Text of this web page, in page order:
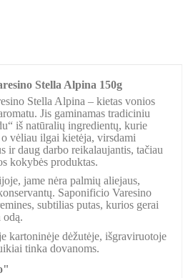
Stella Alpina 150g
Stella Alpina – kietas vonios
Jis gaminamas tradiciniu
iš natūralių ingredientų, kurie
vėliau ilgai kietėja, virsdami
ir daug darbo reikalaujantis, tačiau
kokybės produktas.
jame nėra palmių aliejaus,
Saponificio Varesino
subtilias putas, kurios gerai
odą.
kartoninėje dėžutėje, išgraviruotoje
tinka dovanoms.